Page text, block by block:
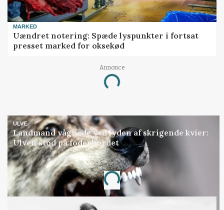
MARKED
Uændret notering: Spæde lyspunkter i fortsat
presset marked for oksekød
Annonce
Loading...
ULVE
Landmand vågnede ved lyden af skrigende kvier:
Ulven stod på foderbordet
Annonce
Loading...